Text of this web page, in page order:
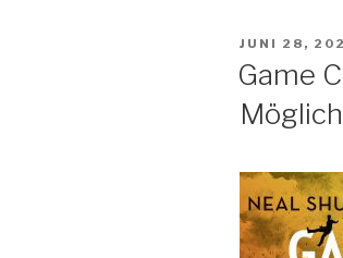
JUNI 28,
Game